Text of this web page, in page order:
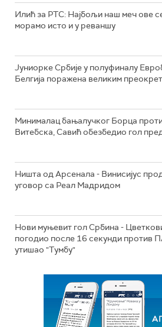
Илић за РТС: Најбољи наш меч ове
морамо исто и у реваншу
Јуниорке Србије у полуфиналу
Белгија поражена великим
Минималац бањалучког Борца
Витебска, Савић обезбедио гол
Ништа од Арсенала - Винисијус
уговор са Реал Мадридом
Нови муњевит гол Србина -
погодио после 16 секунди против
утишао "Тумбу"